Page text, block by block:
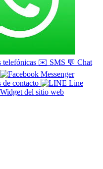
telefónicas ✉️ SMS 💬 Chat
de contacto
Line
Widget del sitio web